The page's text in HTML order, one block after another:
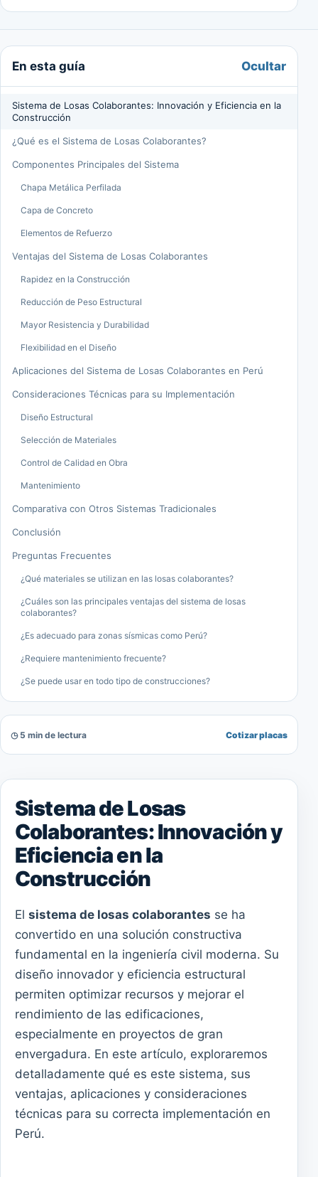
En esta guía Ocultar
Sistema de Losas Colaborantes: Innovación y Eficiencia en la
Construcción
¿Qué es el Sistema de Losas Colaborantes?
Componentes Principales del Sistema
Chapa Metálica Perfilada
Capa de Concreto
Elementos de Refuerzo
Ventajas del Sistema de Losas Colaborantes
Rapidez en la Construcción
Reducción de Peso Estructural
Mayor Resistencia y Durabilidad
Flexibilidad en el Diseño
Aplicaciones del Sistema de Losas Colaborantes en Perú
Consideraciones Técnicas para su Implementación
Diseño Estructural
Selección de Materiales
Control de Calidad en Obra
Mantenimiento
Comparativa con Otros Sistemas Tradicionales
Conclusión
Preguntas Frecuentes
¿Qué materiales se utilizan en las losas colaborantes?
¿Cuáles son las principales ventajas del sistema de losas
colaborantes?
¿Es adecuado para zonas sísmicas como Perú?
¿Requiere mantenimiento frecuente?
¿Se puede usar en todo tipo de construcciones?
◷ 5 min de lectura Cotizar placas
Sistema de Losas
Colaborantes: Innovación y
Eficiencia en la
Construcción
El sistema de losas colaborantes se ha
convertido en una solución constructiva
fundamental en la ingeniería civil moderna. Su
diseño innovador y eficiencia estructural
permiten optimizar recursos y mejorar el
rendimiento de las edificaciones,
especialmente en proyectos de gran
envergadura. En este artículo, exploraremos
detalladamente qué es este sistema, sus
ventajas, aplicaciones y consideraciones
técnicas para su correcta implementación en
Perú.